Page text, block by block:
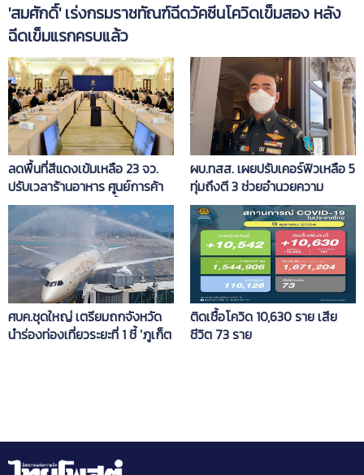
'สมศักดิ์'​ เร่งกรมราชทัณฑ์ฉีดวัคซีนโควิดเข็มสอง หลัง
ฉีดเข็มแรกครบแล้ว
ลดพื้นที่สีแดงเข้มเหลือ 23 จว.
ปรับเวลาร้านอาหาร ศูนย์การค้า
ตลาดนัด ร้านสะดวกซื้อ เปิดได้
ถึง 4 ทุ่ม เริ่ม 16 ต.ค.นี้
ผบ.ทสส. เผยปรับเคอร์ฟิวเหลือ 5
ทุ่มถึงตี 3 ช่วยอำนวยความ
สะดวกปชช. ยันดูแลปลอดภัย
เหมือนเดิม
ศบค.ชุดใหญ่ เตรียมถกจังหวัด
นำร่องท่องเที่ยวระยะที่ 1 ชี้ 'ภูเก็ต
ติดเชื้อโควิด 10,630 ราย เสีย
ชีวิต 73 ราย